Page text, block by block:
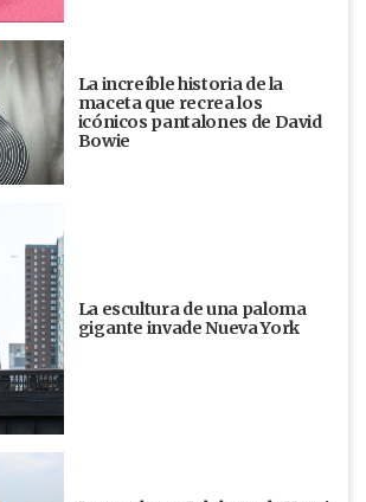
La increíble historia de la
maceta que recrea los
icónicos pantalones de David
Bowie
La escultura de una paloma
gigante invade Nueva York